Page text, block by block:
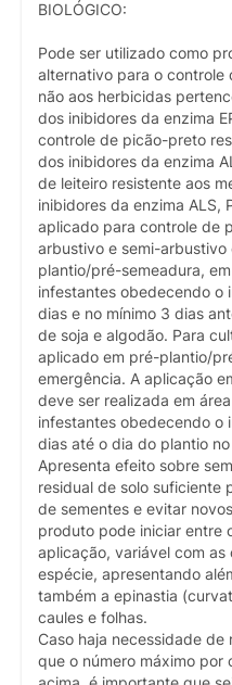
BIOLÓGICO:
Pode ser utilizado como
alternativo para o controle
não aos herbicidas
dos inibidores da enzima
controle de picão-preto
dos inibidores da enzima
de leiteiro resistente aos
inibidores da enzima ALS,
aplicado para controle de
arbustivo e semi-
plantio/pré-semeadura,
infestantes obedecendo o
dias e no mínimo 3 dias
de soja e algodão. Para
aplicado em pré-plantio/
emergência. A aplicação
deve ser realizada em
infestantes obedecendo o
dias até o dia do plantio
Apresenta efeito sobre
residual de solo suficiente
de sementes e evitar
produto pode iniciar entre
aplicação, variável com as
espécie, apresentando
também a epinastia
caules e folhas.
Caso haja necessidade
que o número máximo por